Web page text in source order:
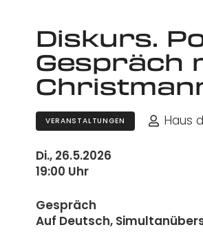
Diskurs.
Gespräch
VERANSTALTUNGEN Haus
Di., 26.5.2026
19:00 Uhr
Gespräch
Auf Deutsch,